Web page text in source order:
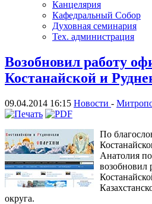
Канцелярия
Кафедральный Собор
Духовная семинария
Тех. администрация
Возобновил работу
Костанайской и
09.04.2014 16:15 Новости -
По
Анатолия
возобновил
округа.